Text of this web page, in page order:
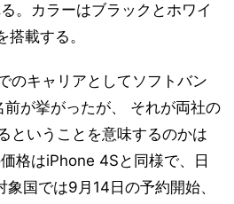
。カラーはブラックとホワイ
搭載する。
のキャリアとしてソフトバン
前が挙がったが、 それが両社の
ということを意味するのかは
格はiPhone 4Sと同様で、日
国では9月14日の予約開始、